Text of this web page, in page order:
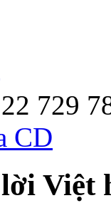
729
CD
Việt